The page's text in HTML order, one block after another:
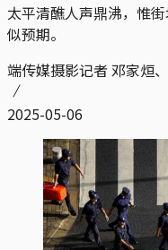
太平清醮人声鼎沸，惟
似预期。
端传媒摄影记者 邓家烜
2025-05-06